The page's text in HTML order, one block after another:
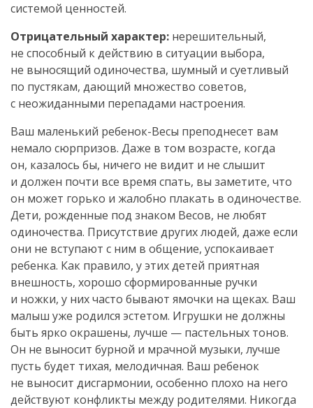
системой ценностей.
Отрицательный характер: нерешительный,
не способный к действию в ситуации выбора,
не выносящий одиночества, шумный и суетливый
по пустякам, дающий множество советов,
с неожиданными перепадами настроения.
Ваш маленький ребенок-Весы преподнесет вам
немало сюрпризов. Даже в том возрасте, когда
он, казалось бы, ничего не видит и не слышит
и должен почти все время спать, вы заметите, что
он может горько и жалобно плакать в одиночестве.
Дети, рожденные под знаком Весов, не любят
одиночества. Присутствие других людей, даже если
они не вступают с ним в общение, успокаивает
ребенка. Как правило, у этих детей приятная
внешность, хорошо сформированные ручки
и ножки, у них часто бывают ямочки на щеках. Ваш
малыш уже родился эстетом. Игрушки не должны
быть ярко окрашены, лучше — пастельных тонов.
Он не выносит бурной и мрачной музыки, лучше
пусть будет тихая, мелодичная. Ваш ребенок
не выносит дисгармонии, особенно плохо на него
действуют конфликты между родителями. Никогда